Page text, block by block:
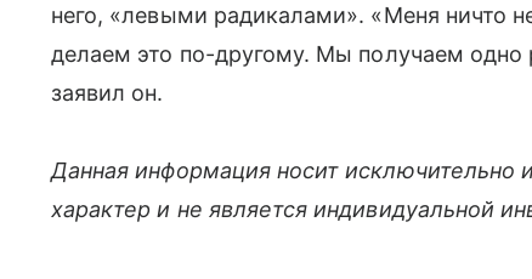
него, «левыми радикалами». «Меня ничто
делаем это по-другому. Мы получаем
заявил он.
Данная информация носит
характер и не является индивидуальной